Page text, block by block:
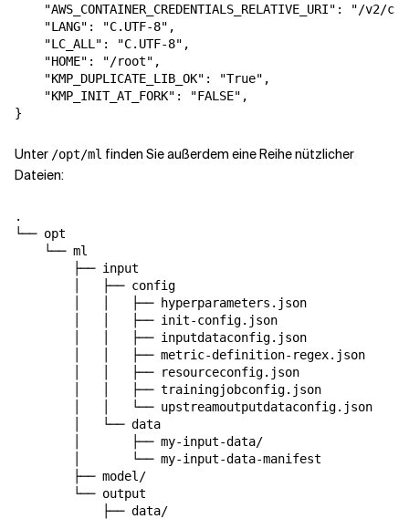
"AWS_CONTAINER_CREDENTIALS_RELATIVE_URI": "/v2/
    "LANG": "C.UTF-8",
    "LC_ALL": "C.UTF-8",
    "HOME": "/root",
    "KMP_DUPLICATE_LIB_OK": "True",
    "KMP_INIT_AT_FORK": "FALSE",
}
Unter /opt/ml finden Sie außerdem eine Reihe nützlicher
Dateien:
.
└── opt
    └── ml
        ├── input
        │   ├── config
        │   │   ├── hyperparameters.json
        │   │   ├── init-config.json
        │   │   ├── inputdataconfig.json
        │   │   ├── metric-definition-regex.json
        │   │   ├── resourceconfig.json
        │   │   ├── trainingjobconfig.json
        │   │   └── upstreamoutputdataconfig.json
        │   └── data
        │       ├── my-input-data/
        │       └── my-input-data-manifest
        ├── model/
        └── output
            ├── data/